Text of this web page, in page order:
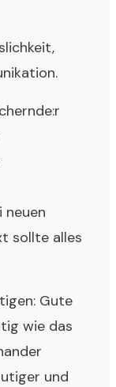
neuen
sollte alles
Gute
wie das
und